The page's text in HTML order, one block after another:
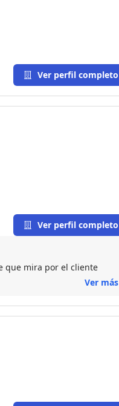
Ver perfil completo
Ver perfil completo
Gran Agente Inmobiliario y con gran experiencia una persona paciente que mira por el cliente
Ver más